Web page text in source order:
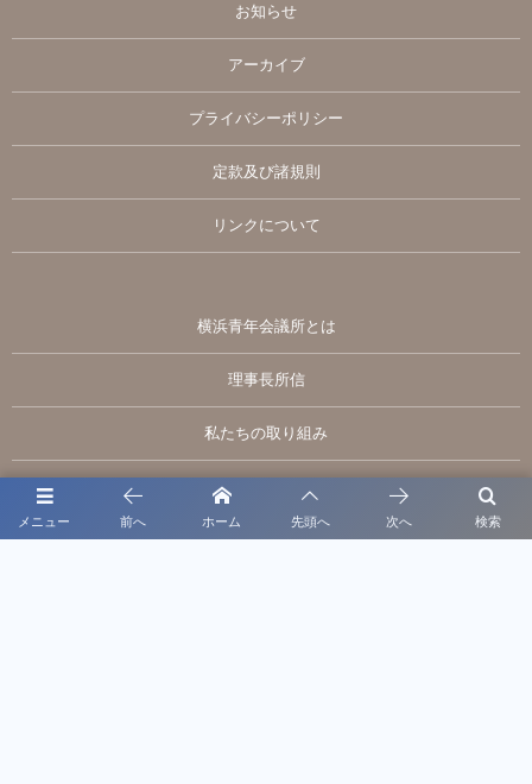
メニュー 検索
前へ ホーム 先頭へ 次へ
お知らせ
アーカイブ
プライバシーポリシー
定款及び諸規則
リンクについて
横浜青年会議所とは
理事長所信
私たちの取り組み
入会の4つのメリット